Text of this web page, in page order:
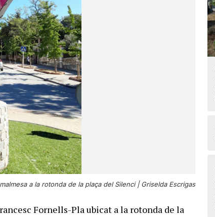
a la rotonda de la plaça del Silenci |Griselda Escrigas
Fornells-Pla ubicat a la rotonda de la